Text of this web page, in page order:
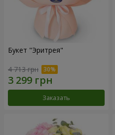
Букет "Эритрея"
4 713 грн
Заказать